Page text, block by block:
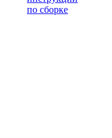
по сборке